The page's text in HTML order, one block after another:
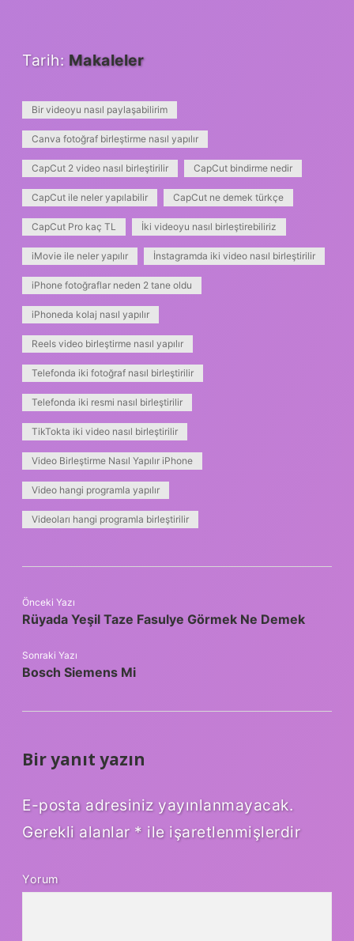
Tarih: Makaleler
Bir videoyu nasıl paylaşabilirim
Canva fotoğraf birleştirme nasıl yapılır
CapCut 2 video nasıl birleştirilir CapCut bindirme nedir
CapCut ile neler yapılabilir CapCut ne demek türkçe
CapCut Pro kaç TL İki videoyu nasıl birleştirebiliriz
iMovie ile neler yapılır İnstagramda iki video nasıl birleştirilir
iPhone fotoğraflar neden 2 tane oldu
iPhoneda kolaj nasıl yapılır
Reels video birleştirme nasıl yapılır
Telefonda iki fotoğraf nasıl birleştirilir
Telefonda iki resmi nasıl birleştirilir
TikTokta iki video nasıl birleştirilir
Video Birleştirme Nasıl Yapılır iPhone
Video hangi programla yapılır
Videoları hangi programla birleştirilir
Önceki Yazı
Rüyada Yeşil Taze Fasulye Görmek Ne Demek
Sonraki Yazı
Bosch Siemens Mi
Bir yanıt yazın
E-posta adresiniz yayınlanmayacak.
Gerekli alanlar * ile işaretlenmişlerdir
Yorum